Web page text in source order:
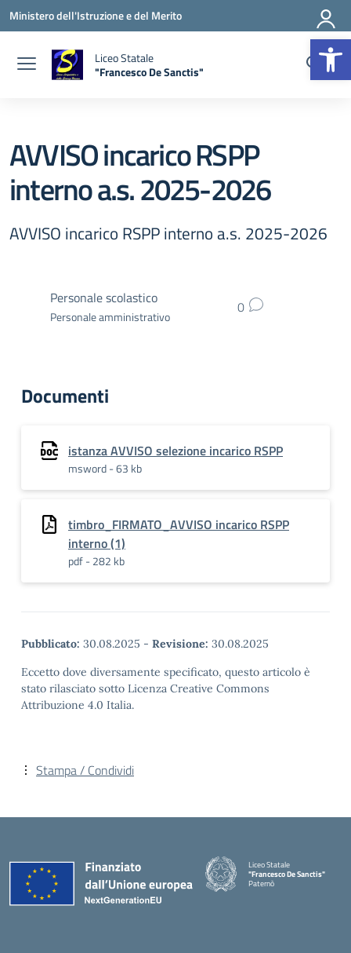
Vai ai contenuti
Vai al menu di navigazione
Vai al footer
Ministero dell'Istruzione e del Merito
Liceo Statale
"Francesco De Sanctis"
AVVISO incarico RSPP
interno a.s. 2025-2026
AVVISO incarico RSPP interno a.s. 2025-2026
Personale scolastico
Personale amministrativo 0
Documenti
istanza AVVISO selezione incarico RSPP
msword - 63 kb
timbro_FIRMATO_AVVISO incarico RSPP
interno (1)
pdf - 282 kb
Pubblicato: 30.08.2025 - Revisione: 30.08.2025
Eccetto dove diversamente specificato, questo articolo è
stato rilasciato sotto Licenza Creative Commons
Attribuzione 4.0 Italia.
Stampa / Condividi
Liceo Statale
"Francesco De Sanctis"
Paternò